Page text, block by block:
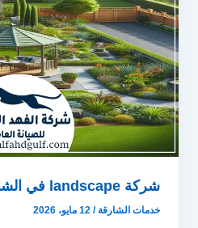
شركة landscape في الشارقة
خدمات الشارقة / 12 مايو، 2026